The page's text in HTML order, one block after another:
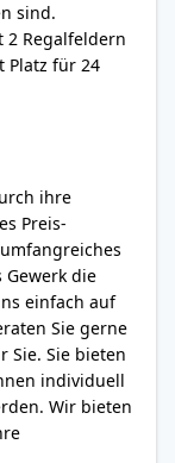
sind.
2 Regalfeldern
Platz für 24
ihre
Preis-
die
einfach auf
Sie gerne
Sie. Sie bieten
individuell
Wir bieten